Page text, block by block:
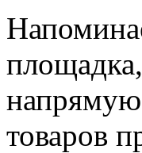
товаров